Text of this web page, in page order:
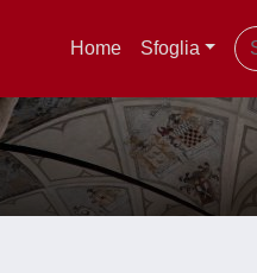
Home Sfoglia